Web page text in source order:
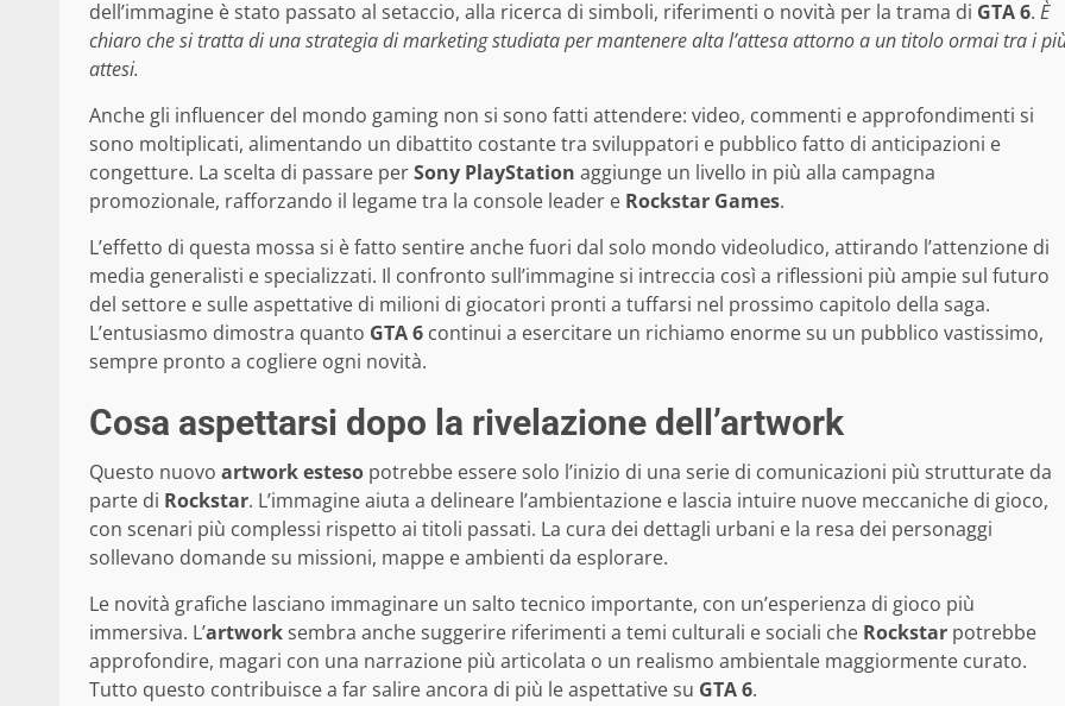
dell’immagine è stato passato al setaccio, alla ricerca di simboli, riferimenti o novità per la trama di GTA 6. È
chiaro che si tratta di una strategia di marketing studiata per mantenere alta l’attesa attorno a un titolo ormai tra i
attesi.
Anche gli influencer del mondo gaming non si sono fatti attendere: video, commenti e approfondimenti si
sono moltiplicati, alimentando un dibattito costante tra sviluppatori e pubblico fatto di anticipazioni e
congetture. La scelta di passare perSony PlayStation aggiunge un livello in più alla campagna
promozionale, rafforzando il legame tra la console leader e Rockstar Games.
L’effetto di questa mossa si è fatto sentire anche fuori dal solo mondo videoludico, attirando l’attenzione di
media generalisti e specializzati. Il confronto sull’immagine si intreccia così a riflessioni più ampie sul futuro
del settore e sulle aspettative di milioni di giocatori pronti a tuffarsi nel prossimo capitolo della saga.
L’entusiasmo dimostra quanto GTA 6 continui a esercitare un richiamo enorme su un pubblico vastissimo,
sempre pronto a cogliere ogni novità.
Cosa aspettarsi dopo la rivelazione dell’artwork
Questo nuovo artwork esteso potrebbe essere solo l’inizio di una serie di comunicazioni più strutturate da
parte di Rockstar. L’immagine aiuta a delineare l’ambientazione e lascia intuire nuove meccaniche di gioco,
con scenari più complessi rispetto ai titoli passati. La cura dei dettagli urbani e la resa dei personaggi
sollevano domande su missioni, mappe e ambienti da esplorare.
Le novità grafiche lasciano immaginare un salto tecnico importante, con un’esperienza di gioco più
immersiva. L’artworksembra anche suggerire riferimenti a temi culturali e sociali che Rockstar potrebbe
approfondire, magari con una narrazione più articolata o un realismo ambientale maggiormente curato.
Tutto questo contribuisce a far salire ancora di più le aspettative su GTA 6.